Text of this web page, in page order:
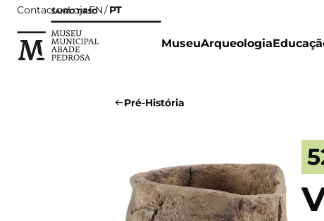
ContactosLojaEN PT
MuseuArqueologia
Pré-História